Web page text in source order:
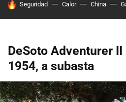
HOY SE HABLA DE
Seguridad Calor China
DeSoto Adventurer II
1954, a subasta